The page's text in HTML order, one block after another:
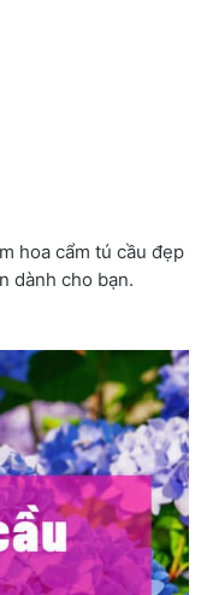
hoa cẩm tú cầu đẹp
dành cho bạn.